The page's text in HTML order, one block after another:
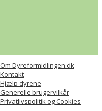
Om Dyreformidlingen.dk
Kontakt
Hjælp dyrene
Generelle brugervilkår
Privatlivspolitik og Cookies